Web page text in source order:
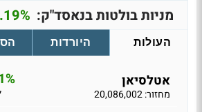
מניות בולטות בנאסד"ק:
העולות היורדות
אטלסיאן
מחזור: 20,086,002